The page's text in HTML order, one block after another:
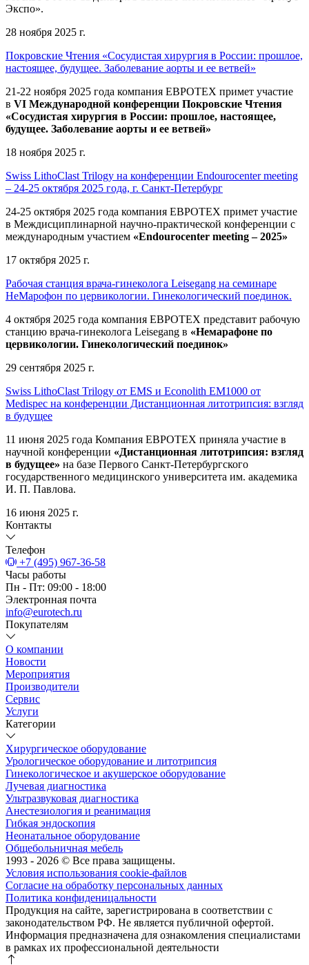
Экспо».
28 ноября 2025 г.
Покровские Чтения «Сосудистая хирургия в России: прошлое,
настоящее, будущее. Заболевание аорты и ее ветвей»
21-22 ноября 2025 года компания ЕВРОТЕХ примет участие
в VI Международной конференции Покровские Чтения
«Сосудистая хирургия в России: прошлое, настоящее,
будущее. Заболевание аорты и ее ветвей»
18 ноября 2025 г.
Swiss LithoClast Trilogy на конференции Endourocenter meeting
– 24-25 октября 2025 года, г. Санкт-Петербург
24-25 октября 2025 года компания ЕВРОТЕХ примет участие
в Междисциплинарной научно-практической конференции с
международным участием «Endourocenter meeting – 2025»
17 октября 2025 г.
Рабочая станция врача-гинеколога Leisegang на семинаре
НеМарофон по цервикологии. Гинекологический поединок.
4 октября 2025 года компания ЕВРОТЕХ представит рабочую
станцию врача-гинеколога Leisegang в «Немарафоне по
цервикологии. Гинекологический поединок»
29 сентября 2025 г.
Swiss LithoClast Trilogy от EMS и Econolith ЕМ1000 от
Medispec на конференции Дистанционная литотрипсия: взгляд
в будущее
11 июня 2025 года Компания ЕВРОТЕХ приняла участие в
научной конференции «Дистанционная литотрипсия: взгляд
в будущее» на базе Первого Санкт-Петербургского
государственного медицинского университета им. академика
И. П. Павлова.
16 июня 2025 г.
Контакты
Телефон
+7 (495) 967-36-58
Часы работы
Пн - Пт: 09:00 - 18:00
Электронная почта
info@eurotech.ru
Покупателям
О компании
Новости
Мероприятия
Производители
Сервис
Услуги
Категории
Хирургическое оборудование
Урологическое оборудование и литотрипсия
Гинекологическое и акушерское оборудование
Лучевая диагностика
Ультразвуковая диагностика
Анестезиология и реанимация
Гибкая эндоскопия
Неонатальное оборудование
Общебольничная мебель
1993 - 2026 © Все права защищены.
Условия использования cookie-файлов
Согласие на обработку персональных данных
Политика конфиденицальности
Продукция на сайте, зарегистрирована в соответствии с
законодательством РФ. Не является публичной офертой.
Информация предназначена для ознакомления специалистами
в рамках их профессиональной деятельности